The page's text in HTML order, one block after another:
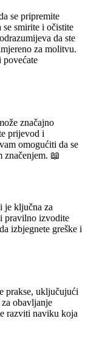
se pripremite
smirite i očistite
da ste
za molitvu.
povećate
značajno
prijevod i
omogućiti da se
značenjem. 📖
je ključna za
pravilno izvodite
izbjegnete greške i
prakse, uključujući
obavljanje
razviti naviku koja